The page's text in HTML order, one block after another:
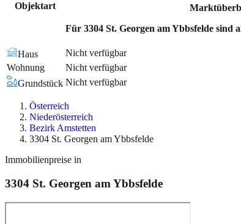
Objektart
Für 3304 St. Georgen am Ybbsfelde sind
Haus
Nicht verfügbar
Wohnung
Nicht verfügbar
Grundstück Nicht verfügbar
Österreich
Niederösterreich
Bezirk Amstetten
3304 St. Georgen am Ybbsfelde
Immobilienpreise in
3304 St. Georgen am Ybbsfelde